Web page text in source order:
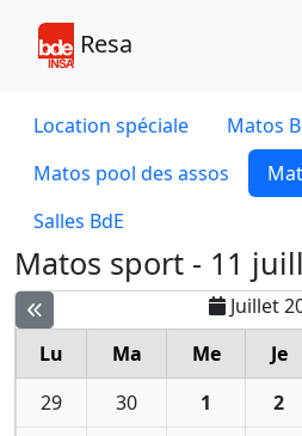
Resa
Location spéciale
Matos
Matos pool des assos
Salles BdE
Matos sport - 11
Juillet
Lu
Ma Me Je
29
30 1 2